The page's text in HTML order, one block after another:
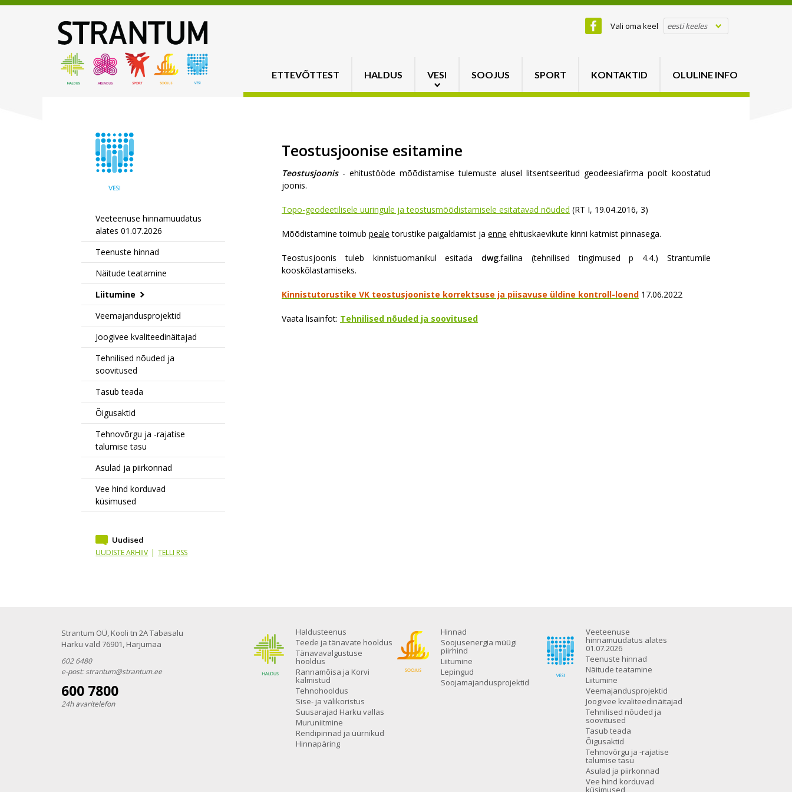
Vali oma keel eesti keeles
ETTEVÕTTEST HALDUS VESI SOOJUS SPORT KONTAKTID OLULINE INFO
Veeteenuse hinnamuudatus
alates 01.07.2026
Teenuste hinnad
Näitude teatamine
Liitumine
Veemajandusprojektid
Joogivee kvaliteedinäitajad
Tehnilised nõuded ja
soovitused
Tasub teada
Õigusaktid
Tehnovõrgu ja -rajatise
talumise tasu
Asulad ja piirkonnad
Vee hind korduvad
küsimused
Uudised
UUDISTE ARHIIV | TELLI RSS
Teostusjoonise esitamine
Teostusjoonis- ehitustööde mõõdistamise tulemuste alusel litsentseeritud geodeesiafirma poolt koostatud
joonis.
Topo-geodeetilisele uuringule ja teostusmõõdistamisele esitatavad nõuded (RT I, 19.04.2016, 3)
Mõõdistamine toimub peale torustike paigaldamist ja enne ehituskaevikute kinni katmist pinnasega.
Teostusjoonis tuleb kinnistuomanikul esitada dwg.failina (tehnilised tingimused p 4.4.) Strantumile
kooskõlastamiseks.
Kinnistutorustike VK teostusjooniste korrektsuse ja piisavuse üldine kontroll-loend17.06.2022
Vaata lisainfot: Tehnilised nõuded ja soovitused
Haldusteenus
Teede ja tänavate hooldus
Tänavavalgustuse
hooldus
Rannamõisa ja Korvi
kalmistud
Tehnohooldus
Sise- ja välikoristus
Suusarajad Harku vallas
Muruniitmine
Rendipinnad ja üürnikud
Hinnapäring
Hinnad
Soojusenergia müügi
piirhind
Liitumine
Lepingud
Soojamajandusprojektid
Veeteenuse
hinnamuudatus alates
01.07.2026
Teenuste hinnad
Näitude teatamine
Liitumine
Veemajandusprojektid
Joogivee kvaliteedinäitajad
Tehnilised nõuded ja
soovitused
Tasub teada
Õigusaktid
Tehnovõrgu ja -rajatise
talumise tasu
Asulad ja piirkonnad
Vee hind korduvad
küsimused
Strantum OÜ, Kooli tn 2A Tabasalu
Harku vald 76901, Harjumaa
602 6480
e-post:strantum@strantum.ee
600 7800
24h avaritelefon